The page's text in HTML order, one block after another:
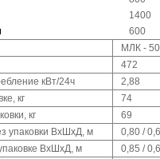
1400
600
МЛК -
472
кВт/24ч
2,88
кг
74
кг
69
упаковки ВхШхД, м
0,80 /
ВхШхД, м
0,85 /